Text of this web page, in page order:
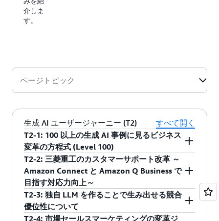
介しま
す。
ページトピック
生成 AI ユーザージャーニー (T2)
すべて開く
T2-1: 100 以上の生成 AI 事例に見るビジネス
変革の方程式 (Level 100)
IPA の DX 動向 2024 では従業員数 1,001 人以上
の企業において生成 AI を導入または試験利用を
している企業は 7 割以上に上っています。一方
で DX、特に新規サービスの創出やビジネスモデ
ルの根本的な変革を伴うデジタルトランスフォ
T2-2: 三菱重工のカスタマーサポート改革 ～
Amazon Connect と Amazon Q Business で
目指す対応力向上～
米国拠点のカスタマーサポート部門では、電話
対応業務における属人性や業務の偏りが課題で
T2-3: 独自 LLM を作ることで生み出せる競合
優位性について
T2-4: 市場セールスマーケティングの変革ジ